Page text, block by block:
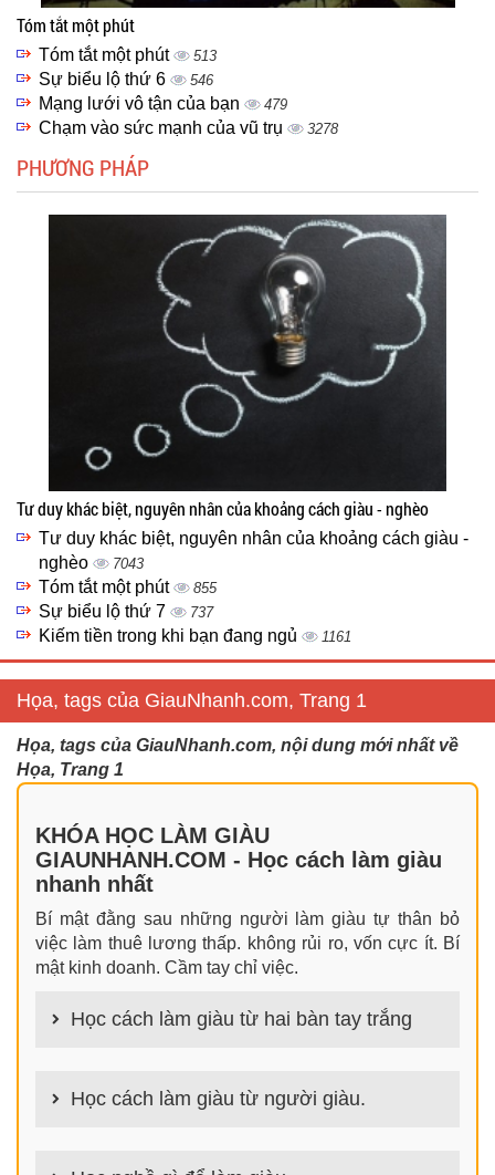
Tóm tắt một phút
Tóm tắt một phút 513
Sự biểu lộ thứ 6 546
Mạng lưới vô tận của bạn 479
Chạm vào sức mạnh của vũ trụ 3278
PHƯƠNG PHÁP
Tư duy khác biệt, nguyên nhân của khoảng cách giàu - nghèo
Tư duy khác biệt, nguyên nhân của khoảng cách giàu -
nghèo
7043
Tóm tắt một phút 855
Sự biểu lộ thứ 7 737
Kiếm tiền trong khi bạn đang ngủ 1161
Họa, tags của GiauNhanh.com, Trang 1
Họa, tags của GiauNhanh.com, nội dung mới nhất về
Họa, Trang 1
KHÓA HỌC LÀM GIÀU
GIAUNHANH.COM - Học cách làm giàu
nhanh nhất
Bí mật đằng sau những người làm giàu tự thân bỏ
việc làm thuê lương thấp. không rủi ro, vốn cực ít. Bí
mật kinh doanh. Cầm tay chỉ việc.
Học cách làm giàu từ hai bàn tay trắng
nhưng hiệu quả bất ngờ. Bạn có thể thành công ngay
cả khi không có gì trong tay.
Học cách làm giàu từ người giàu.
làm giàu từ người giàu. Bạn sẽ có được góc nhìn đa